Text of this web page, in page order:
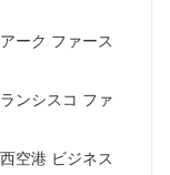
ーク ファース
ンシスコ ファ
空港 ビジネス